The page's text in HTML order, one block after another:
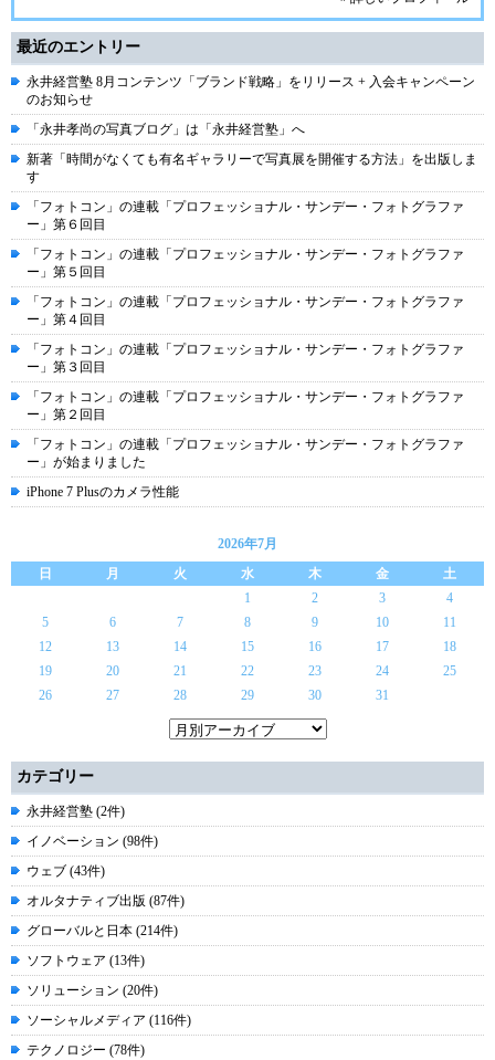
最近のエントリー
永井経営塾 8月コンテンツ「ブランド戦略」をリリース + 入会キャンペーン
のお知らせ
「永井孝尚の写真ブログ」は「永井経営塾」へ
新著「時間がなくても有名ギャラリーで写真展を開催する方法」を出版しま
す
「フォトコン」の連載「プロフェッショナル・サンデー・フォトグラファ
ー」第６回目
「フォトコン」の連載「プロフェッショナル・サンデー・フォトグラファ
ー」第５回目
「フォトコン」の連載「プロフェッショナル・サンデー・フォトグラファ
ー」第４回目
「フォトコン」の連載「プロフェッショナル・サンデー・フォトグラファ
ー」第３回目
「フォトコン」の連載「プロフェッショナル・サンデー・フォトグラファ
ー」第２回目
「フォトコン」の連載「プロフェッショナル・サンデー・フォトグラファ
ー」が始まりました
iPhone 7 Plusのカメラ性能
2026年7月
日
月 火 水 木 金
土
1
2 3
4
5
6 7 8 9 10
11
12
13 14 15 16 17
18
19
20 21 22 23 24
25
26
27 28 29 30 31
カテゴリー
永井経営塾 (2件)
イノベーション (98件)
ウェブ (43件)
オルタナティブ出版 (87件)
グローバルと日本 (214件)
ソフトウェア (13件)
ソリューション (20件)
ソーシャルメディア (116件)
テクノロジー (78件)